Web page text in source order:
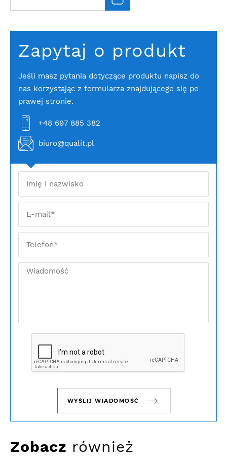
Zapytaj o produkt
Jeśli masz pytania dotyczące produktu napisz do
nas korzystając z formularza znajdującego się po
prawej stronie.
+48 697 885 382
biuro@qualit.pl
WYŚLIJ WIADOMOŚĆ
Zobacz również